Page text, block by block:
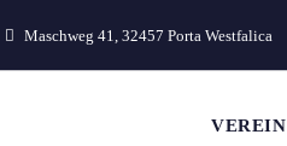
Maschweg 41, 32457 Porta Westfalica
VEREIN